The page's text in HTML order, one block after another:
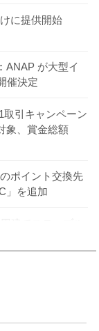
に提供開始
ANAP が大型イ
催決定
取引キャンペーン
象、賞金総額
のポイント交換先
」を追加
円建てステーブル